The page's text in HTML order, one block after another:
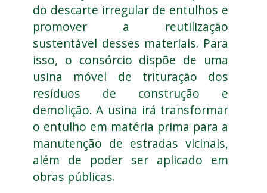
do descarte irregular de entulhos e
promover a reutilização
sustentável desses materiais. Para
isso, o consórcio dispõe de uma
usina móvel de trituração dos
resíduos de construção e
demolição. A usina irá transformar
o entulho em matéria prima para a
manutenção de estradas vicinais,
além de poder ser aplicado em
obras públicas.